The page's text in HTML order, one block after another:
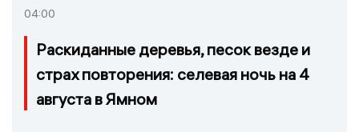
04:00
Раскиданные деревья, песок везде и
страх повторения: селевая ночь на 4
августа в Ямном